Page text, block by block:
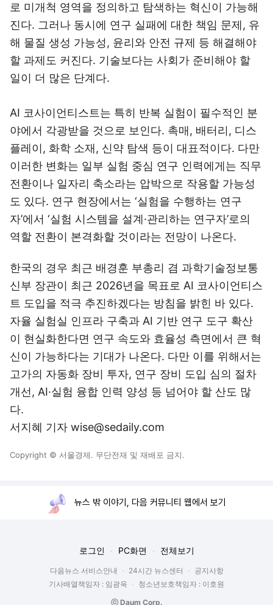
로 미개척 영역을 정의하고 탐색하는 혁신이 가능해
진다. 그러나 동시에 연구 실패에 대한 책임 문제, 유
해 물질 생성 가능성, 윤리와 안전 규제 등 해결해야
할 과제도 커진다. 기술보다는 사회가 준비해야 할
일이 더 많은 단계다.
AI 코사이언티스트는 특히 반복 실험이 필수적인 분
야에서 각광받을 것으로 보인다. 촉매, 배터리, 디스
플레이, 화학 소재, 신약 탐색 등이 대표적이다. 다만
이러한 변화는 일부 실험 중심 연구 인력에게는 직무
전환이나 일자리 축소라는 압박으로 작용할 가능성
도 있다. 연구 현장에서는 ‘실험을 수행하는 연구
자’에서 ‘실험 시스템을 설계·관리하는 연구자’로의
역할 전환이 본격화할 것이라는 전망이 나온다.
한국의 경우 최근 배경훈 부총리 겸 과학기술정보통
신부 장관이 최근 2026년을 목표로 AI 코사이언티스
트 도입을 적극 추진하겠다는 방침을 밝힌 바 있다.
자율 실험실 인프라 구축과 AI 기반 연구 도구 확산
이 현실화한다면 연구 속도와 효율성 측면에서 큰 혁
신이 가능하다는 기대가 나온다. 다만 이를 위해서는
고가의 자동화 장비 투자, 연구 장비 도입 심의 절차
개선, AI·실험 융합 인력 양성 등 넘어야 할 산도 많
다.
서지혜 기자 wise@sedaily.com
Copyright © 서울경제. 무단전재 및 재배포 금지.
뉴스 밖 이야기, 다음 커뮤니티 웹에서 보기
로그인 PC화면 전체보기
다음뉴스 서비스안내 24시간 뉴스센터
공지사항
기사배열책임자 : 임광욱
청소년보호책임자 : 이호원
ⓒ Daum Corp.